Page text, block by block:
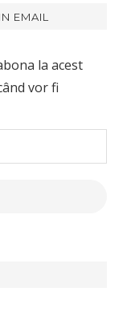
EMAIL
la acest
vor fi